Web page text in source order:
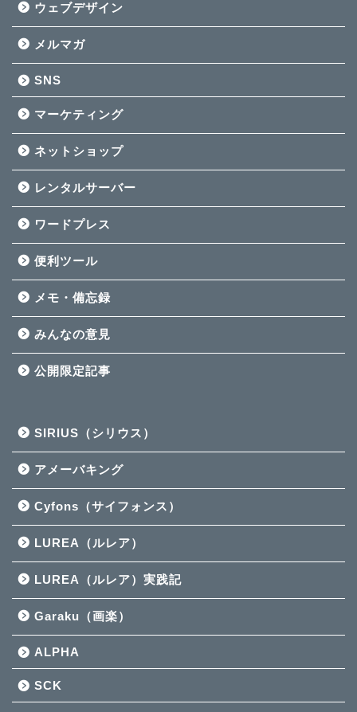
ウェブデザイン
メルマガ
SNS
マーケティング
ネットショップ
レンタルサーバー
ワードプレス
便利ツール
メモ・備忘録
みんなの意見
公開限定記事
SIRIUS（シリウス）
アメーバキング
Cyfons（サイフォンス）
LUREA（ルレア）
LUREA（ルレア）実践記
Garaku（画楽）
ALPHA
SCK